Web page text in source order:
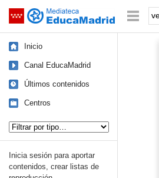
Saltar navegación
Inicio
Canal EducaMadrid
Últimos contenidos
Centros
Inicia sesión para aportar
contenidos, crear listas de